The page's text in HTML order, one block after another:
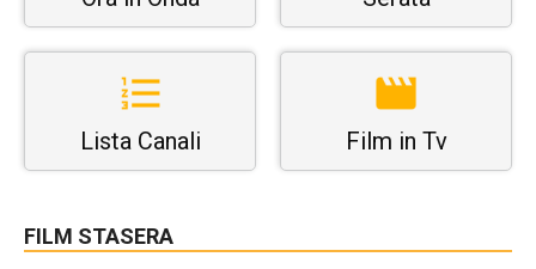
Lista Canali Film in Tv
FILM STASERA